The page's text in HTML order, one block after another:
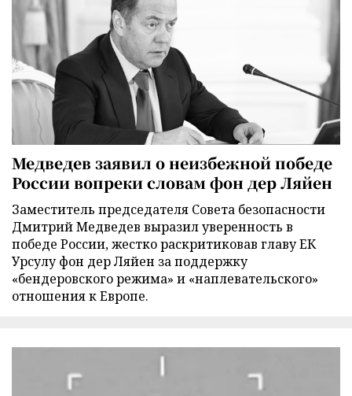
Медведев заявил о неизбежной победе
России вопреки словам фон дер Ляйен
Заместитель председателя Совета безопасности
Дмитрий Медведев выразил уверенность в
победе России, жестко раскритиковав главу ЕК
Урсулу фон дер Ляйен за поддержку
«бендеровского режима» и «наплевательского»
отношения к Европе.